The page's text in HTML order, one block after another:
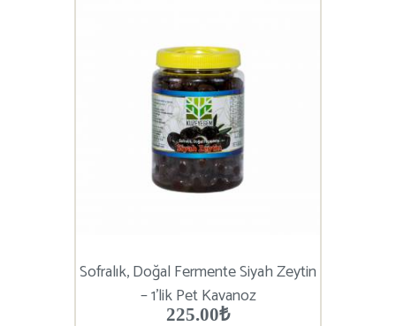
Sofralık, Doğal Fermente Siyah Zeytin
– 1’lik Pet Kavanoz
225.00₺